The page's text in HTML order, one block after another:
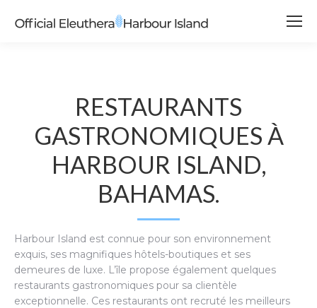
RESTAURANTS
GASTRONOMIQUES À
HARBOUR ISLAND,
BAHAMAS.
Harbour Island est connue pour son environnement
exquis, ses magnifiques hôtels-boutiques et ses
demeures de luxe. L’île propose également quelques
restaurants gastronomiques pour sa clientèle
exceptionnelle. Ces restaurants ont recruté les meilleurs